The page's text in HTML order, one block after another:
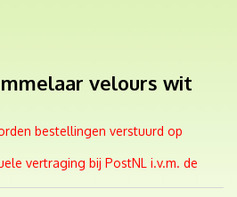
velours wit
bestellingen verstuurd op
vertraging bij PostNL i.v.m. de